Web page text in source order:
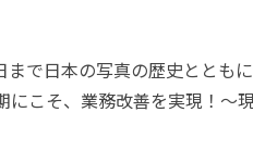
で日本の写真の歴史ととも
にこそ、業務改善を実現！～